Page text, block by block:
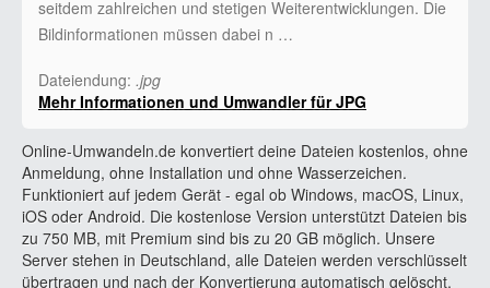
seitdem zahlreichen und stetigen Weiterentwicklungen. Die
Bildinformationen müssen dabei n …
Dateiendung: .jpg
Mehr Informationen und Umwandler für JPG
Online-Umwandeln.de konvertiert deine Dateien kostenlos, ohne
Anmeldung, ohne Installation und ohne Wasserzeichen.
Funktioniert auf jedem Gerät - egal ob Windows, macOS, Linux,
iOS oder Android. Die kostenlose Version unterstützt Dateien bis
zu 750 MB, mit Premium sind bis zu 20 GB möglich. Unsere
Server stehen in Deutschland, alle Dateien werden verschlüsselt
übertragen und nach der Konvertierung automatisch gelöscht.